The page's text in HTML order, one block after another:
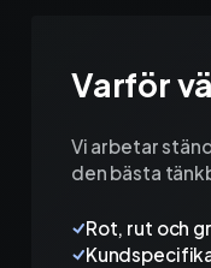
Varför
Vi arbetar
den bästa
Rot, rut och